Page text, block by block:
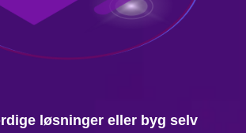
løsninger eller byg selv